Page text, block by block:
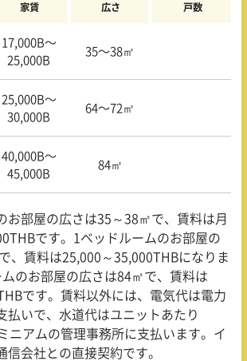
家賃 広さ 戸数
17,000B〜
25,000B
35〜38㎡
25,000B〜
30,000B
64〜72㎡
40,000B〜
45,000B
84㎡
お部屋の広さは35 ～38㎡で、賃料は月
です。 1 ベッドルームのお部屋の
、賃料は25,000 ～35,000THBになりま
のお部屋の広さは84㎡で、賃料は
です。賃料以外には、電気代は電力
払いで、水道代はユニットあたり
ニアムの管理事務所に支払います。イ
信会社との直接契約です。